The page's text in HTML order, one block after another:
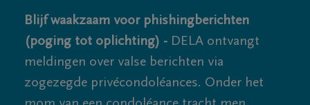
Blijf waakzaam voor phishingberichten
(poging tot oplichting) - DELA ontvangt
meldingen over valse berichten via
zogezegde privécondoléances. Onder het